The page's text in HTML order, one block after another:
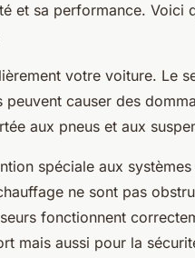
et sa performance. Voici
votre voiture. Le
causer des
aux pneus et aux
spéciale aux
ne sont pas
fonctionnent
mais aussi pour la